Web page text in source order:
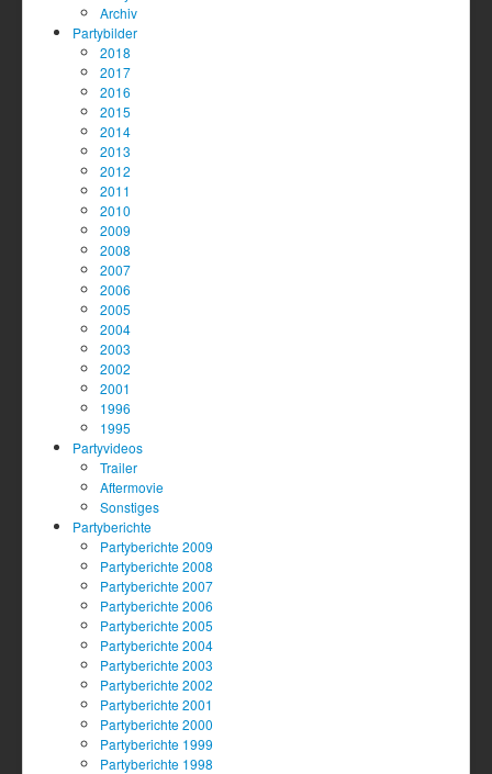
Archiv
Partybilder
2018
2017
2016
2015
2014
2013
2012
2011
2010
2009
2008
2007
2006
2005
2004
2003
2002
2001
1996
1995
Partyvideos
Trailer
Aftermovie
Sonstiges
Partyberichte
Partyberichte 2009
Partyberichte 2008
Partyberichte 2007
Partyberichte 2006
Partyberichte 2005
Partyberichte 2004
Partyberichte 2003
Partyberichte 2002
Partyberichte 2001
Partyberichte 2000
Partyberichte 1999
Partyberichte 1998